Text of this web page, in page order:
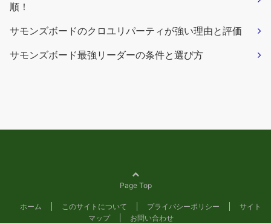
順！
サモンズボードのクロユリパーティが強い理由と評価
サモンズボード最強リーダーの条件と選び方
Page Top
ホーム このサイトについて プライバシーポリシー
サイト
マップ
お問い合わせ